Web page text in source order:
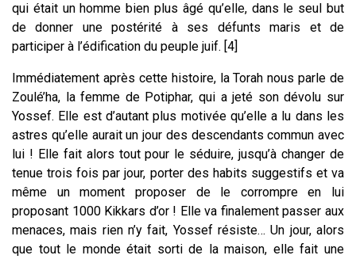
qui était un homme bien plus âgé qu’elle, dans le seul but
de donner une postérité à ses défunts maris et de
participer à l’édification du peuple juif. [4]
Immédiatement après cette histoire, la Torah nous parle de
Zoulé’ha, la femme de Potiphar, qui a jeté son dévolu sur
Yossef. Elle est d’autant plus motivée qu’elle a lu dans les
astres qu’elle aurait un jour des descendants commun avec
lui ! Elle fait alors tout pour le séduire, jusqu’à changer de
tenue trois fois par jour, porter des habits suggestifs et va
même un moment proposer de le corrompre en lui
proposant 1000 Kikkars d’or ! Elle va finalement passer aux
menaces, mais rien n’y fait, Yossef résiste… Un jour, alors
que tout le monde était sorti de la maison, elle fait une